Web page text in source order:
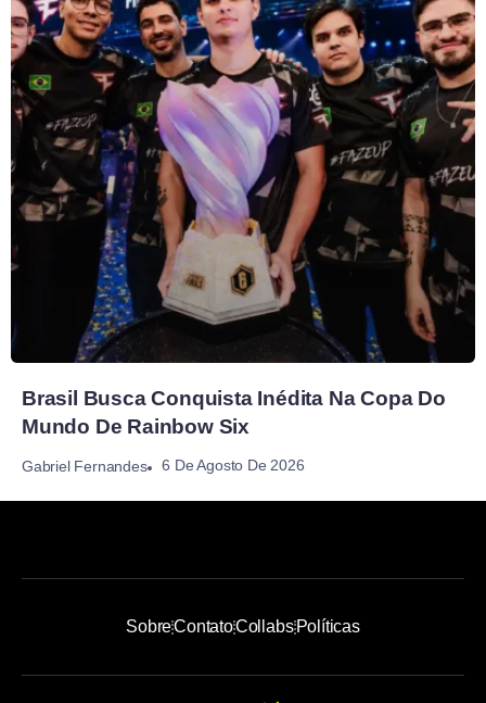
Brasil Busca Conquista Inédita Na Copa Do
Mundo De Rainbow Six
Gabriel Fernandes 6 De Agosto De 2026
SobreContatoCollabsPolíticas